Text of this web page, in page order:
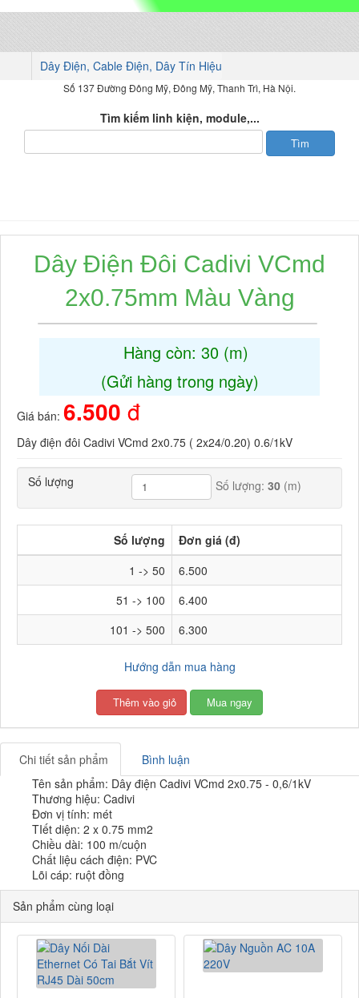
Dây Điện, Cable Điện, Dây Tín Hiệu
Số 137 Đường Đông Mỹ, Đông Mỹ, Thanh Trì, Hà Nội.
Tìm kiếm linh kiện, module,...
Dây Điện Đôi Cadivi VCmd
2x0.75mm Màu Vàng
Hàng còn: 30 (m)
(Gửi hàng trong ngày)
Giá bán: 6.500 đ
Dây điện đôi Cadivi VCmd 2x0.75 ( 2x24/0.20) 0.6/1kV
Số lượng Số lượng:30 (m)
Số lượng
Đơn giá (đ)
1 -> 50
6.500
51 -> 100
6.400
101 -> 500
6.300
Hướng dẫn mua hàng
Thêm vào giỏ Mua ngay
Chi tiết sản phẩm
Bình luận
Tên sản phẩm: Dây điện Cadivi VCmd 2x0.75 - 0,6/1kV
Thương hiệu: Cadivi
Đơn vị tính: mét
TIết diện: 2 x 0.75 mm2
Chiều dài: 100 m/cuộn
Chất liệu cách điện: PVC
Lõi cáp: ruột đồng
Sản phẩm cùng loại